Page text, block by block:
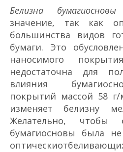
Белизна бумаги­основы
значение, так как
большинства видов
бумаги. Это
наносимого
недостаточна для
влияния
покрытий массой 5­8
изменяет белизну
Желательно, чтобы
бумаги­основы была